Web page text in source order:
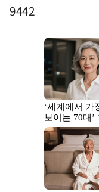
9442